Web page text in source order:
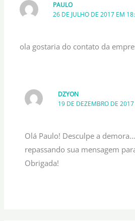
PAULO
26 DE JULHO DE 2017 EM
ola gostaria do contato da
DZYON
19 DE DEZEMBRO DE
Olá Paulo! Desculpe a
repassando sua mensagem
Obrigada!